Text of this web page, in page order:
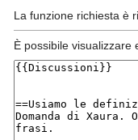
La funzione richiesta è
È possibile visualizzare